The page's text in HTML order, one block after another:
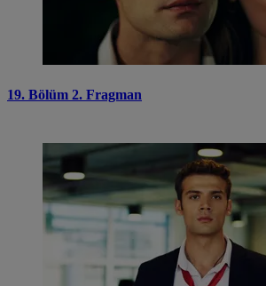
19. Bölüm 2. Fragman